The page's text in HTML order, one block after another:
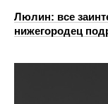
Люлин: все
нижегородец